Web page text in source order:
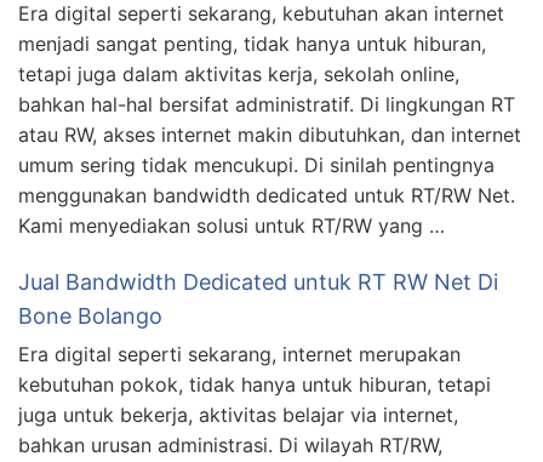
Era digital seperti sekarang, kebutuhan akan internet
menjadi sangat penting, tidak hanya untuk hiburan,
tetapi juga dalam aktivitas kerja, sekolah online,
bahkan hal-hal bersifat administratif. Di lingkungan RT
atau RW, akses internet makin dibutuhkan, dan internet
umum sering tidak mencukupi. Di sinilah pentingnya
menggunakan bandwidth dedicated untuk RT/RW Net.
Kami menyediakan solusi untuk RT/RW yang …
Jual Bandwidth Dedicated untuk RT RW Net Di
Bone Bolango
Era digital seperti sekarang, internet merupakan
kebutuhan pokok, tidak hanya untuk hiburan, tetapi
juga untuk bekerja, aktivitas belajar via internet,
bahkan urusan administrasi. Di wilayah RT/RW,